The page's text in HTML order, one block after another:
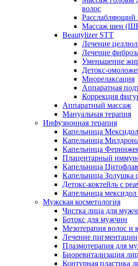
волос
Расслабляющий
Массаж шеи
Beautylizer STT
Лечение
Лечение
Уменьшение
Детокс-
Миорелаксация
Аппаратная
Коррекция
Аппаратный массаж
Мануальная терапия
Инфузионная терапия
Капельница Мексидол
Капельница
Капельница
Плацентарный
Капельница
Капельница Золушка
Детокс-коктейль с
Капельница
Мужская косметология
Чистка лица для
Ботокс для мужчин
Мезотерапия волос и
Лечение пигментации
Плазмотерапия для
Биоревитализация
Контурная пластика